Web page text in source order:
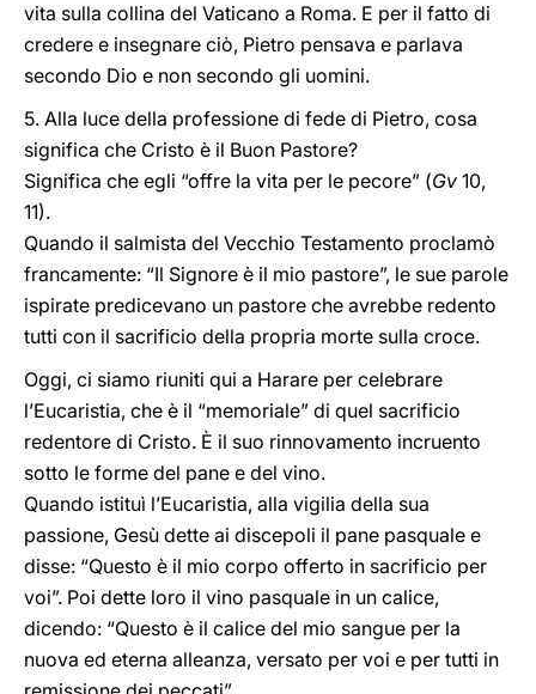
vita sulla collina del Vaticano a Roma. E per il fatto di
credere e insegnare ciò, Pietro pensava e parlava
secondo Dio e non secondo gli uomini.
5. Alla luce della professione di fede di Pietro, cosa
significa che Cristo è il Buon Pastore?
Significa che egli “offre la vita per le pecore” (Gv 10,
11).
Quando il salmista del Vecchio Testamento proclamò
francamente: “Il Signore è il mio pastore”, le sue parole
ispirate predicevano un pastore che avrebbe redento
tutti con il sacrificio della propria morte sulla croce.
Oggi, ci siamo riuniti qui a Harare per celebrare
l’Eucaristia, che è il “memoriale” di quel sacrificio
redentore di Cristo. È il suo rinnovamento incruento
sotto le forme del pane e del vino.
Quando istituì l’Eucaristia, alla vigilia della sua
passione, Gesù dette ai discepoli il pane pasquale e
disse: “Questo è il mio corpo offerto in sacrificio per
voi”. Poi dette loro il vino pasquale in un calice,
dicendo: “Questo è il calice del mio sangue per la
nuova ed eterna alleanza, versato per voi e per tutti in